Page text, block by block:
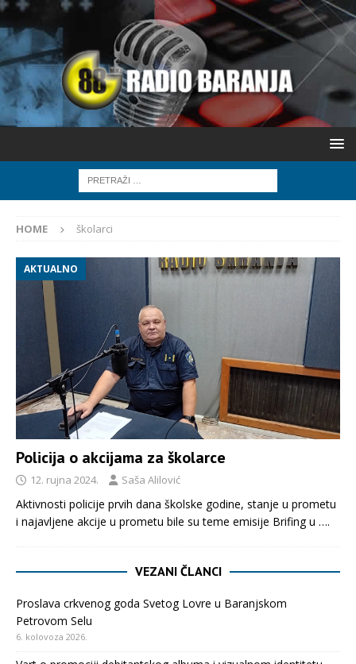
HOME školarci
AKTUALNO
Policija o akcijama za školarce
12. rujna 2024. Saša Alilović
Aktivnosti policije prvih dana školske godine, stanje u prometu
i najavljene akcije u prometu bile su teme emisije Brifing u ….
VEZANI ČLANCI
Proslava crkvenog goda Svetog Lovre u Baranjskom
Petrovom Selu
6. kolovoza 2026.